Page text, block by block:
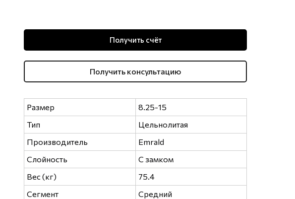
Получить счёт
Получить консультацию
Размер
8.25-15
Тип
Цельнолитая
Производитель
Emrald
Слойность
С замком
Вес (кг)
75.4
Сегмент
Средний